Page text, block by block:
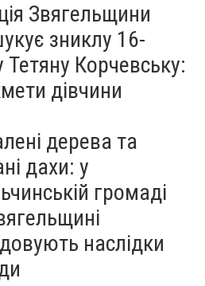
Звягельщини
зниклу 16-
Тетяну Корчевську:
дівчини
дерева та
дахи: у
громаді
наслідки